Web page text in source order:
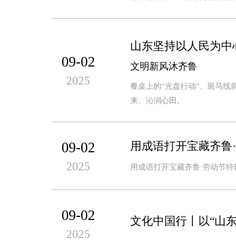
09-02
2025
山东坚持以人民为
文明新风沐齐鲁
餐桌上的“光盘行动”、斑马
来、沁润心田。
09-02
2025
用成语打开宝藏齐
用成语打开宝藏齐鲁·劳动节
09-02
2025
文化中国行丨以“山